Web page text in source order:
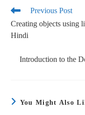
ok r
Previous Post
Creating objects using
Hindi
Introduction to the
You Might Also